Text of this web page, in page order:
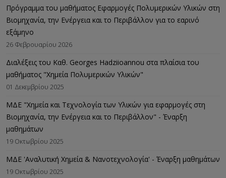
Πρόγραμμα του μαθήματος Εφαρμογές Πολυμερικών Υλικών στη
Βιομηχανία, την Ενέργεια και το Περιβάλλον για το εαρινό
εξάμηνο
26 Φεβρουαρίου 2026
Διαλέξεις του Καθ. Georges Hadziioannou στα πλαίσια του
μαθήματος "Χημεία Πολυμερικών Υλικών"
01 Δεκεμβρίου 2025
ΜΔΕ "Χημεία και Τεχνολογία των Υλικών για εφαρμογές στη
Βιομηχανία, την Ενέργεια και το Περιβάλλον" - Έναρξη
μαθημάτων
19 Οκτωβρίου 2025
ΜΔΕ 'Αναλυτική Χημεία & Νανοτεχνολογία' - Έναρξη μαθημάτων
19 Οκτωβρίου 2025